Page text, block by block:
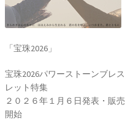
「宝珠2026」
宝珠2026パワーストーンブレス
レット特集
２０２６年１月６日発表・販売
開始